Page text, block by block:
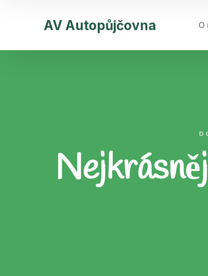
AV Autopůjčovna O